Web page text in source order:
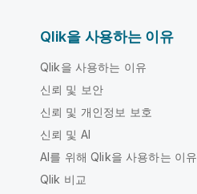
Qlik을 사용하는 이유
Qlik을 사용하는 이유
신뢰 및 보안
신뢰 및 개인정보 보호
신뢰 및 AI
AI를 위해 Qlik을 사용하는 이유
Qlik 비교